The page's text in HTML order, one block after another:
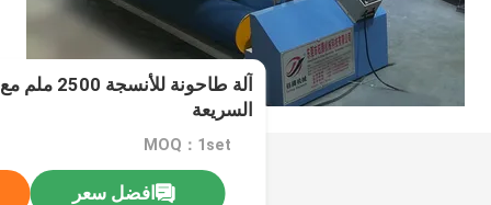
آلة طاحونة
السريعة
MOQ：1set
افضل سعر